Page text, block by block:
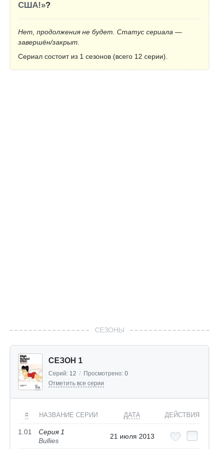
США!»?
Нет, продолжения не будет. Статус сериала —
завершён/закрыт.
Сериал состоит из 1 сезонов (всего 12 серии).
СЕЗОНЫ
СЕЗОН 1
Серий: 12 / Просмотрено: 0
Отметить все серии
# НАЗВАНИЕ СЕРИИ ДАТА ДЕЙСТВИЯ
1.01
Серия 1
Bullies
21 июля 2013